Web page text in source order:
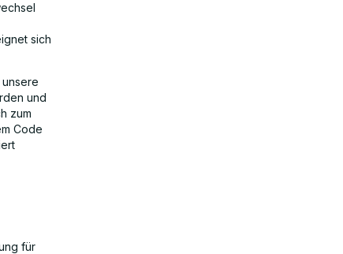
sich
und
zum
Code
für